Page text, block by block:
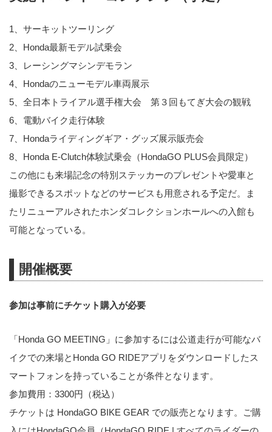
1、サーキットツーリング
2、Honda最新モデル試乗会
3、レーシングマシンデモラン
4、Hondaのニューモデル車両展示
5、全日本トライアル選手権大会 第３回もてぎ大会の観戦
6、電動バイク走行体験
7、Hondaライディングギア・グッズ展示販売会
8、Honda E-Clutch体験試乗会（HondaGO PLUS会員限定）
この他にも来場記念の特別ステッカーのプレゼントや愛車と
撮影できるスポットなどのサービスも用意される予定だ。ま
たリニューアルされたホンダコレクションホールへの入館も
可能となっている。
開催概要
参加は事前にチケット購入が必要
「Honda GO MEETING」に参加するには公道走行が可能なバ
イクでの来場とHonda GO RIDEアプリをダウンロードしたス
マートフォンを持っていることが条件となります。
参加費用：3300円（税込）
チケットは HondaGO BIKE GEAR での販売となります。ご購